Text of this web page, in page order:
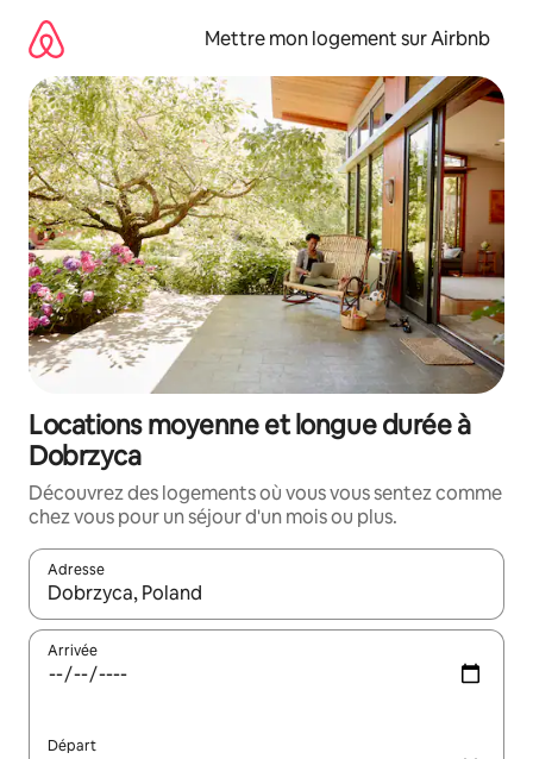
directement
contenu
Mettre mon logement sur Airbnb
Locations moyenne et longue durée à
Dobrzyca
Découvrez des logements où vous vous sentez comme
chez vous pour un séjour d'un mois ou plus.
Adresse
Lorsque les résultats s'affichent, utilisez les flèches vers le
Arrivée
Départ